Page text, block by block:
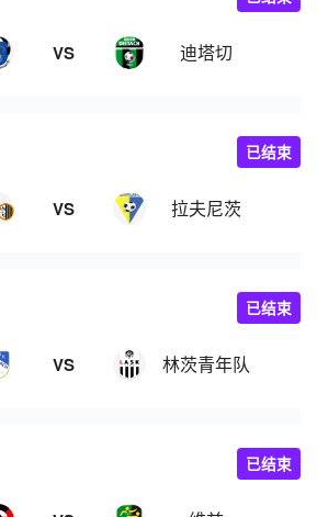
VS 迪塔切
VS 拉夫尼茨
已结束
VS 林茨青年队
已结束
已结束